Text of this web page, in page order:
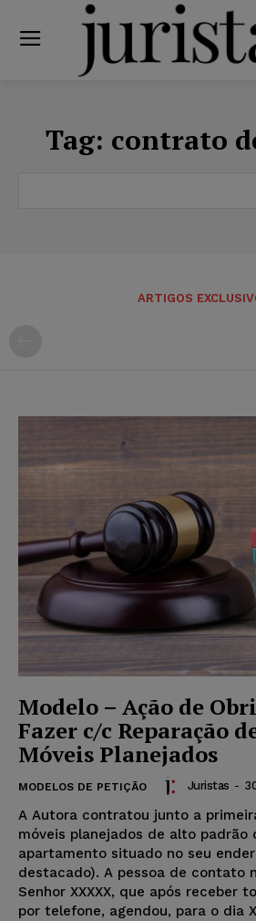
Tag: contrato
ARTIGOS
Modelo – Ação de
Fazer c/c Reparação
Móveis Planejados
MODELOS DE PETIÇÃO Juristas -
A Autora contratou junto a
móveis planejados de alto padrão
apartamento situado no seu
destacado). A pessoa de contato
Senhor XXXXX, que após receber
por telefone, agendou, para o dia